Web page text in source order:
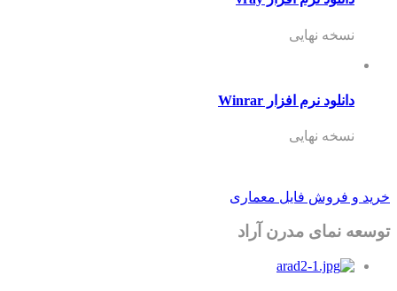
نسخه نهایی
دانلود نرم افزار Winrar
نسخه نهایی
خرید و فروش فایل معماری
توسعه نمای مدرن آراد